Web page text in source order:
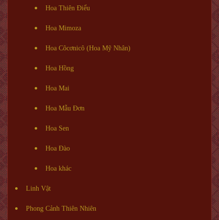
Hoa Thiên Điểu
Hoa Mimoza
Hoa Côcơnicô (Hoa Mỹ Nhân)
Hoa Hồng
Hoa Mai
Hoa Mẫu Đơn
Hoa Sen
Hoa Đào
Hoa khác
Linh Vật
Phong Cảnh Thiên Nhiên